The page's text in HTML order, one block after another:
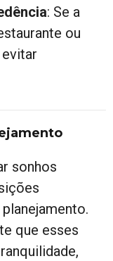
: Se a
ou
sonhos
que esses